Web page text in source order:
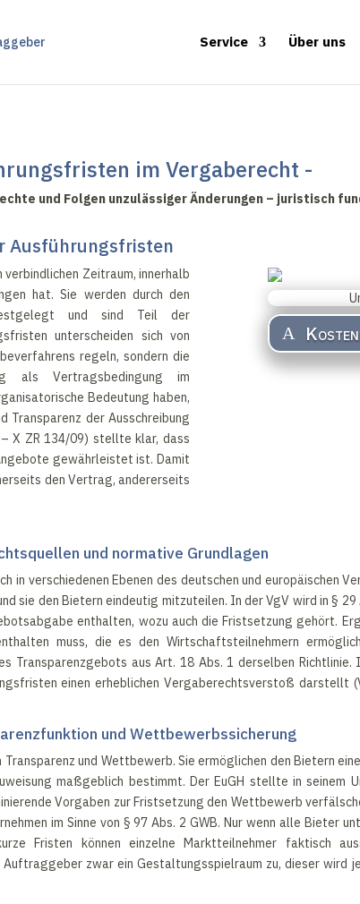
Service Über uns
im Vergaberecht -
und Folgen unzulässiger Änderungen – juristisch
Ausführungsfristen
Zeitraum, innerhalb
hat. Sie werden durch den
und sind Teil der
unterscheiden sich von
regeln, sondern die
als Vertragsbedingung im
Bedeutung haben,
Transparenz der Ausschreibung
X ZR 134/09) stellte klar, dass
gewährleistet ist. Damit
den Vertrag, andererseits
und normative Grundlagen
verschiedenen Ebenen des deutschen und europäischen
sie den Bietern eindeutig mitzuteilen. In der VgV wird in §
enthalten, wozu auch die Fristsetzung gehört.
muss, die es den Wirtschaftsteilnehmern
Transparenzgebots aus Art. 18 Abs. 1 derselben
einen erheblichen Vergaberechtsverstoß darstellt
und Wettbewerbssicherung
und Wettbewerb. Sie ermöglichen den Bietern
maßgeblich bestimmt. Der EuGH stellte in seinem
Vorgaben zur Fristsetzung den Wettbewerb
im Sinne von § 97 Abs. 2 GWB. Nur wenn alle Bieter
Fristen können einzelne Marktteilnehmer faktisch
zwar ein Gestaltungsspielraum zu, dieser wird